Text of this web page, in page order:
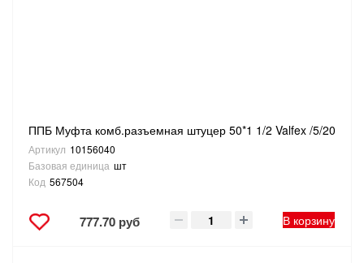
ППБ Муфта комб.разъемная штуцер 50*1 1/2 Valfex /5/20
Артикул 10156040
Базовая единица шт
Код 567504
777.70 руб В корзину